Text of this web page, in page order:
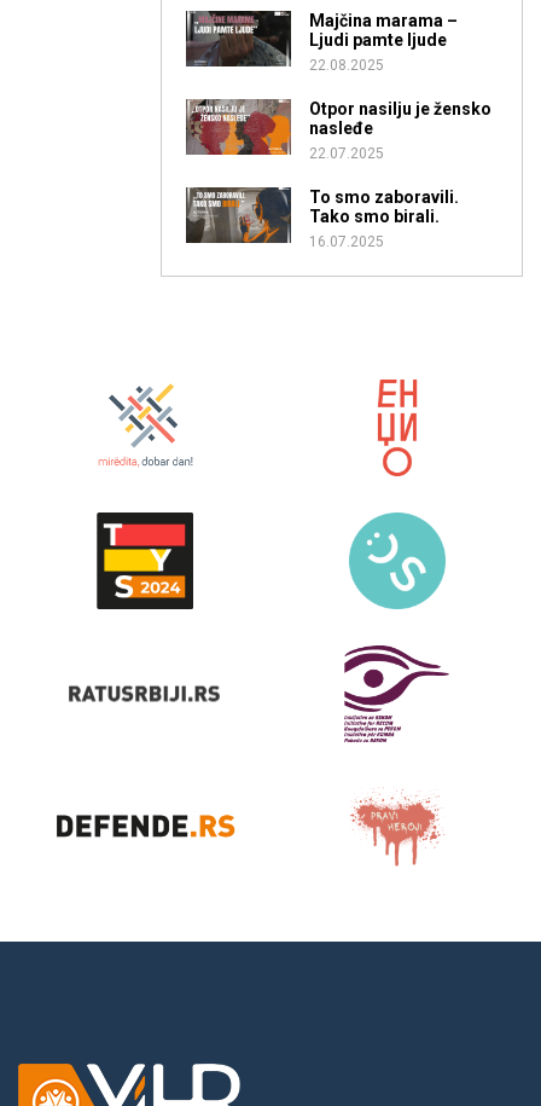
Majčina marama –
Ljudi pamte ljude
22.08.2025
Otpor nasilju je žensko
nasleđe
22.07.2025
To smo zaboravili.
Tako smo birali.
16.07.2025